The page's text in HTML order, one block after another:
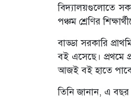
বিদ্যালয়গুলোতে
পঞ্চম শ্রেণির
বাড্ডা সরকারি
বই এসেছে। প্রথমে
আজই বই হাতে
তিনি জানান, এ